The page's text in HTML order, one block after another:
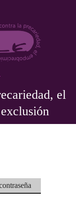
el